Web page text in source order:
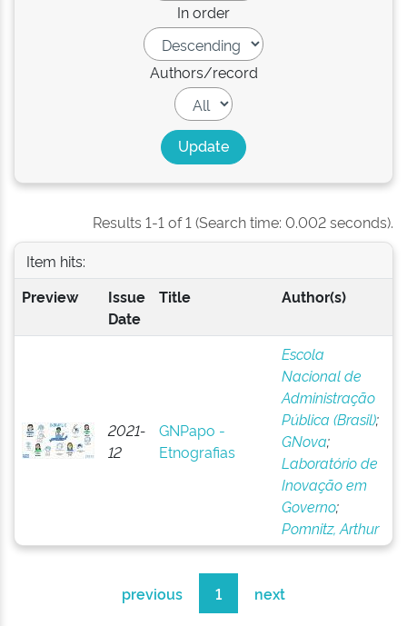
In order
Authors/record
Results 1-1 of 1 (Search time: 0.002 seconds).
Item hits:
Preview
Issue
Date
Title Author(s)
2021-
12
GNPapo -
Etnografias
Escola
Nacional de
Administração
Pública (Brasil);
GNova;
Laboratório de
Inovação em
Governo;
Pomnitz, Arthur
previous 1 next